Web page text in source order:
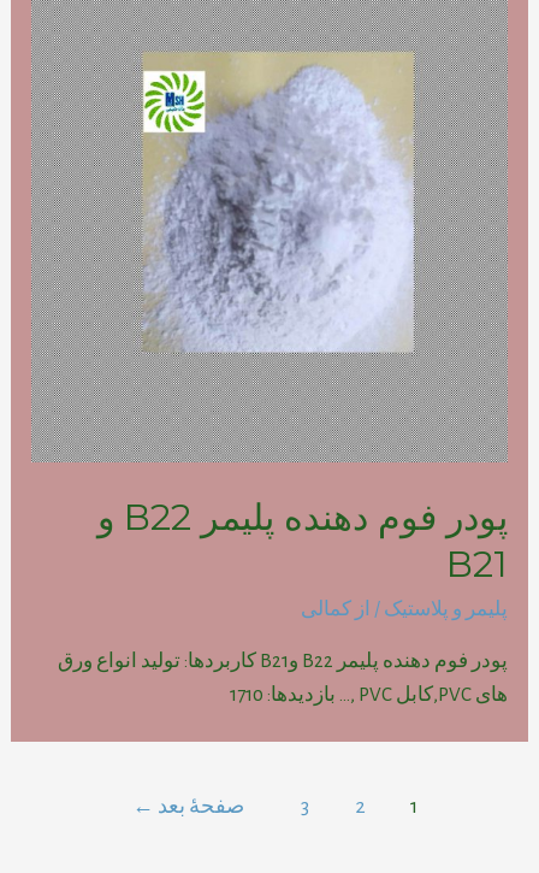
پودر فوم دهنده پلیمر B22 و
B21
پلیمر و پلاستیک / از کمالی
پودر فوم دهنده پلیمر B22 وB21 کاربردها: تولید انواع ورق
های PVC,کابل PVC ,… بازدیدها: 1710
1
2
3 صفحهٔ بعد ←